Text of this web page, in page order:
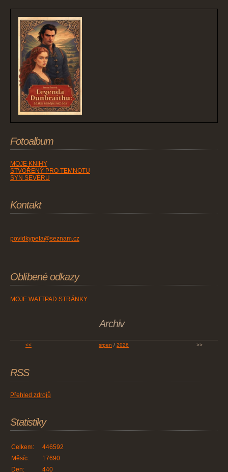
Fotoalbum
MOJE KNIHY
STVOŘENÝ PRO TEMNOTU
SYN SEVERU
Kontakt
povidkypeta@seznam.cz
Oblíbené odkazy
MOJE WATTPAD STRÁNKY
Archiv
<< srpen / 2026 >>
RSS
Přehled zdrojů
Statistiky
Celkem:
446592
Měsíc:
17690
Den:
440